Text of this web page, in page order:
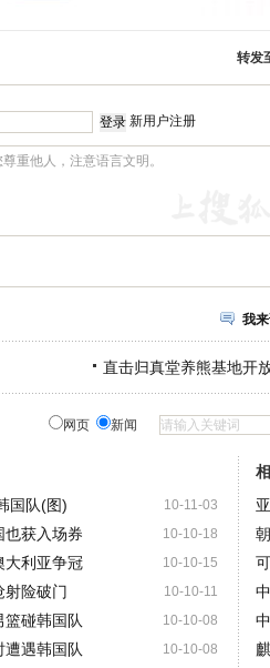
转发
新用户注册
我
直击归真堂养熊基地开
网页 新闻
10-11-03
国队(图)
10-10-18
也获入场券
10-10-15
大利亚争冠
10-10-11
射险破门
10-10-08
碰韩国队
10-10-08
遇韩国队